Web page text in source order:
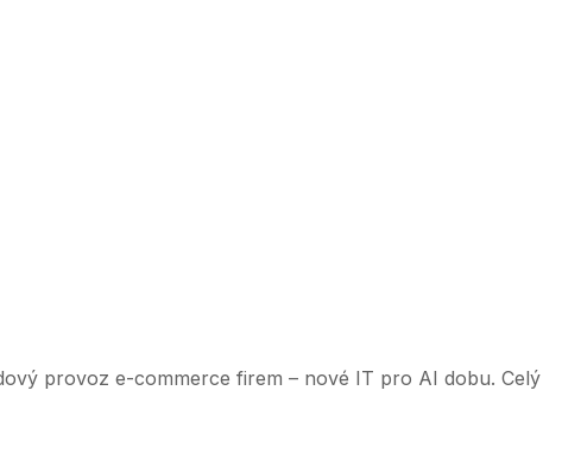
provoz e-commerce firem – nové IT pro AI dobu. Celý